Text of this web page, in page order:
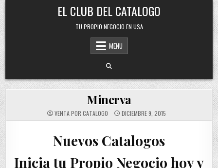
Skip
to
content
EL CLUB DEL CATALOGO
TU PROPIO NEGOCIO EN USA
MENU
Minerva
VENTA POR CATALOGO DICIEMBRE 9, 2015
Nuevos Catalogos
Inicia tu Propio Negocio hoy y